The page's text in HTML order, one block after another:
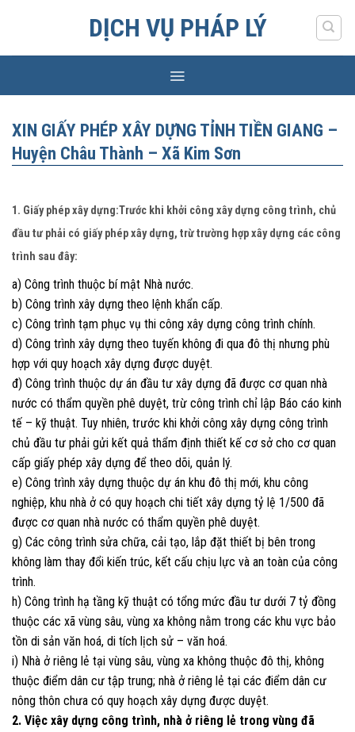
DỊCH VỤ PHÁP LÝ
XIN GIẤY PHÉP XÂY DỰNG TỈNH TIỀN GIANG –
Huyện Châu Thành – Xã Kim Sơn
1. Giấy phép xây dựng:Trước khi khởi công xây dựng công trình, chủ
đầu tư phải có giấy phép xây dựng, trừ trường hợp xây dựng các công
trình sau đây:
a) Công trình thuộc bí mật Nhà nước.
b) Công trình xây dựng theo lệnh khẩn cấp.
c) Công trình tạm phục vụ thi công xây dựng công trình chính.
d) Công trình xây dựng theo tuyến không đi qua đô thị nhưng phù
hợp với quy hoạch xây dựng được duyệt.
đ) Công trình thuộc dự án đầu tư xây dựng đã được cơ quan nhà
nước có thẩm quyền phê duyệt, trừ công trình chỉ lập Báo cáo kinh
tế – kỹ thuật. Tuy nhiên, trước khi khởi công xây dựng công trình
chủ đầu tư phải gửi kết quả thẩm định thiết kế cơ sở cho cơ quan
cấp giấy phép xây dựng để theo dõi, quản lý.
e) Công trình xây dựng thuộc dự án khu đô thị mới, khu công
nghiệp, khu nhà ở có quy hoạch chi tiết xây dựng tỷ lệ 1/500 đã
được cơ quan nhà nước có thẩm quyền phê duyệt.
g) Các công trình sửa chữa, cải tạo, lắp đặt thiết bị bên trong
không làm thay đổi kiến trúc, kết cấu chịu lực và an toàn của công
trình.
h) Công trình hạ tầng kỹ thuật có tổng mức đầu tư dưới 7 tỷ đồng
thuộc các xã vùng sâu, vùng xa không nằm trong các khu vực bảo
tồn di sản văn hoá, di tích lịch sử – văn hoá.
i) Nhà ở riêng lẻ tại vùng sâu, vùng xa không thuộc đô thị, không
thuộc điểm dân cư tập trung; nhà ở riêng lẻ tại các điểm dân cư
nông thôn chưa có quy hoạch xây dựng được duyệt.
2. Việc xây dựng công trình, nhà ở riêng lẻ trong vùng đã